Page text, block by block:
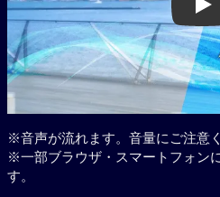
Play
※音声が流れます。音量にご注意
※一部ブラウザ・スマートフォン
す。